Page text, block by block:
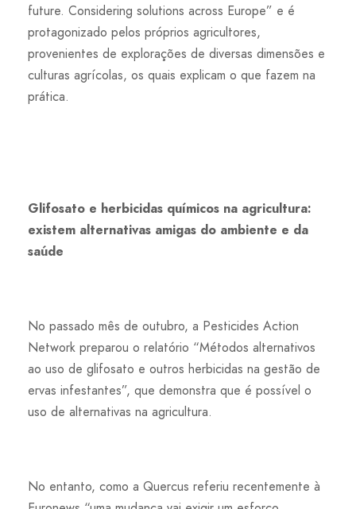
future. Considering solutions across Europe” e é
protagonizado pelos próprios agricultores,
provenientes de explorações de diversas dimensões e
culturas agrícolas, os quais explicam o que fazem na
prática.
Glifosato e herbicidas químicos na agricultura:
existem alternativas amigas do ambiente e da
saúde
No passado mês de outubro, a Pesticides Action
Network preparou o relatório “Métodos alternativos
ao uso de glifosato e outros herbicidas na gestão de
ervas infestantes”, que demonstra que é possível o
uso de alternativas na agricultura.
No entanto, como a Quercus referiu recentemente à